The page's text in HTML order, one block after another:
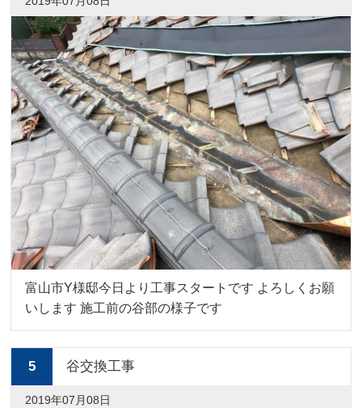
富山市Y様邸今日より工事スタートです よろしくお願
いします 施工前の谷部の様子です
5 谷交換工事
2019年07月08日